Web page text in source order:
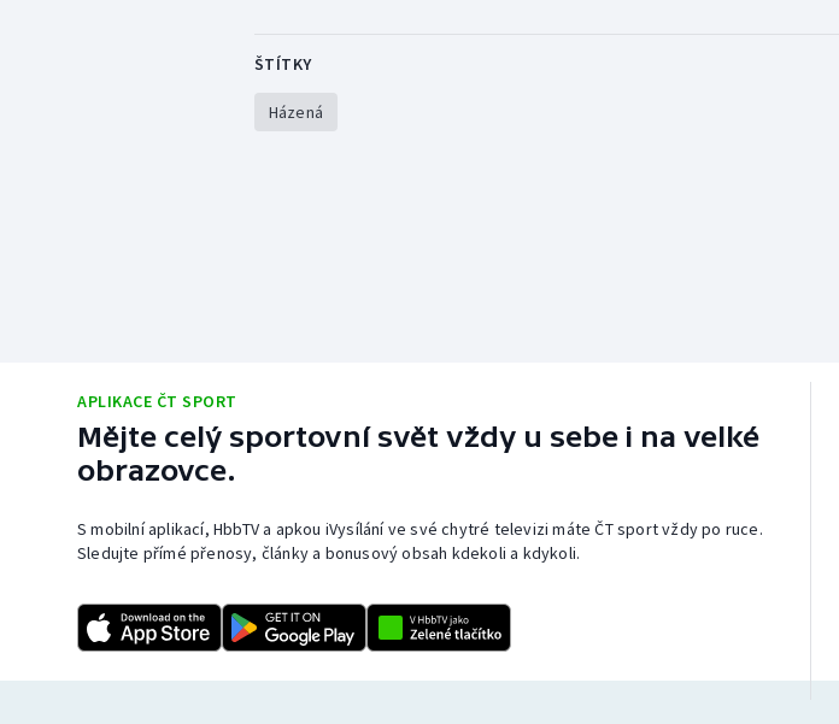
ŠTÍTKY
Házená
APLIKACE ČT SPORT
Mějte celý sportovní svět vždy u sebe i na velké
obrazovce.
S mobilní aplikací, HbbTV a apkou iVysílání ve své chytré televizi máte ČT sport vždy po ruce.
Sledujte přímé přenosy, články a bonusový obsah kdekoli a kdykoli.